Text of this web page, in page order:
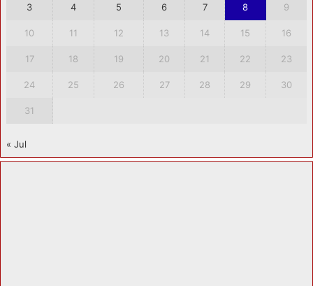
3 4 5 6 7 8 9
10 11 12 13 14 15 16
17 18 19 20 21 22 23
24 25 26 27 28 29 30
31
« Jul